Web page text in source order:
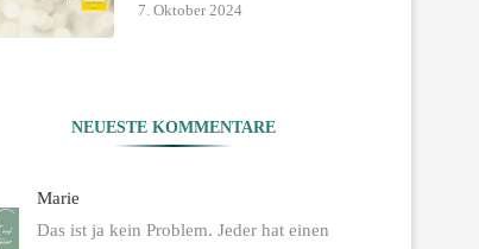
7. Oktober 2024
NEUESTE KOMMENTARE
Marie
Das ist ja kein Problem. Jeder hat einen